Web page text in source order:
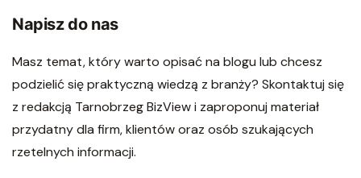
Napisz do nas
Masz temat, który warto opisać na blogu lub chcesz
podzielić się praktyczną wiedzą z branży? Skontaktuj się
z redakcją Tarnobrzeg BizView i zaproponuj materiał
przydatny dla firm, klientów oraz osób szukających
rzetelnych informacji.